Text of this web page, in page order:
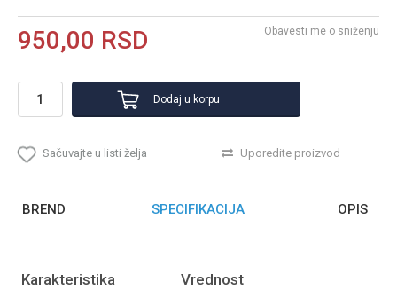
950,00 RSD Obavesti me o sniženju
Dodaj u korpu
Sačuvajte u listi želja Uporedite proizvod
BREND SPECIFIKACIJA OPIS
Karakteristika
Vrednost